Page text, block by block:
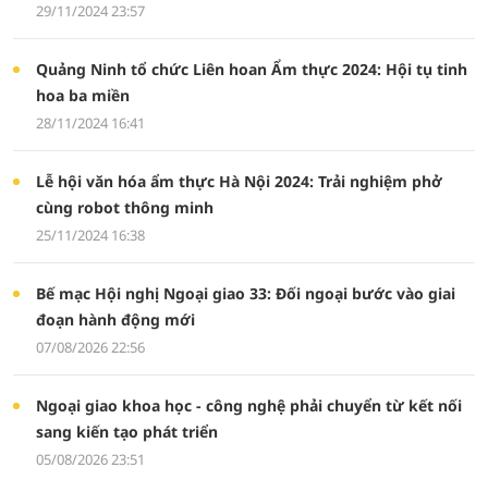
29/11/2024 23:57
Quảng Ninh tổ chức Liên hoan Ẩm thực 2024: Hội tụ tinh
hoa ba miền
28/11/2024 16:41
Lễ hội văn hóa ẩm thực Hà Nội 2024: Trải nghiệm phở
cùng robot thông minh
25/11/2024 16:38
Bế mạc Hội nghị Ngoại giao 33: Đối ngoại bước vào giai
đoạn hành động mới
07/08/2026 22:56
Ngoại giao khoa học - công nghệ phải chuyển từ kết nối
sang kiến tạo phát triển
05/08/2026 23:51